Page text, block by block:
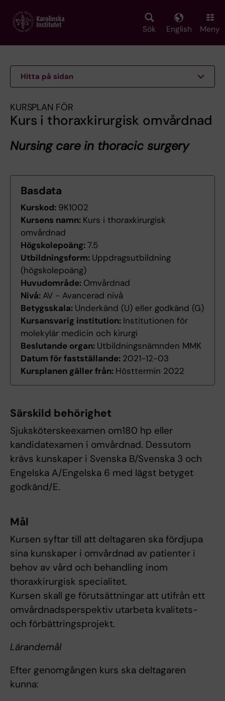
main
Sök English Meny
Hitta på sidan
KURSPLAN FÖR
Kurs i thoraxkirurgisk omvårdnad
Nursing care in thoracic surgery
Basdata
Kurskod: 9K1002
Kursens namn: Kurs i thoraxkirurgisk
omvårdnad
Högskolepoäng:7.5
Utbildningsform: Uppdragsutbildning
(högskolepoäng)
Huvudområde: Omvårdnad
Nivå: AV - Avancerad nivå
Betygsskala: Underkänd (U) eller godkänd (G)
Kursansvarig institution: Institutionen för
molekylär medicin och kirurgi
Beslutande organ: Utbildningsnämnden MMK
Datum för fastställande: 2021-12-03
Kursplanen gäller från: Hösttermin 2022
Särskild behörighet
Sjuksköterskeexamen om180 hp eller
kandidatexamen i omvårdnad. Dessutom
krävs kunskaper i Svenska B/Svenska 3 och
Engelska A/Engelska 6 med lägst betyget
godkänd/E.
Mål
Kursen syftar till att deltagaren ska fördjupa
sina kunskaper i omvårdnad av patienter i
behov av vård och behandling inom
thoraxkirurgisk specialitet.
Kursen skall ge förutsättningar att utifrån ett
omvårdnadsperspektiv utarbeta kvalitets-
och förbättringsprojekt.
Lärandemål
Efter genomgången kurs ska deltagaren
kunna: